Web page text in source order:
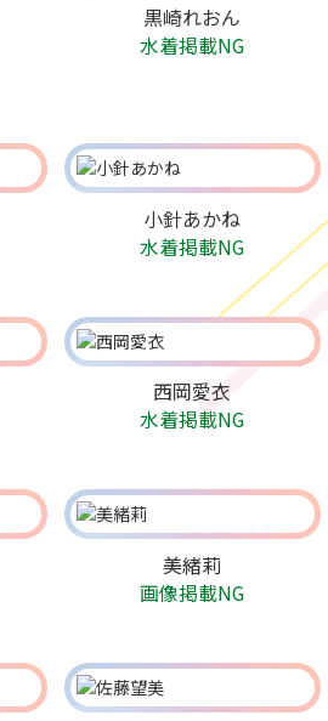
黒崎れおん
水着掲載NG
小針あかね
水着掲載NG
西岡愛衣
水着掲載NG
美緒莉
画像掲載NG